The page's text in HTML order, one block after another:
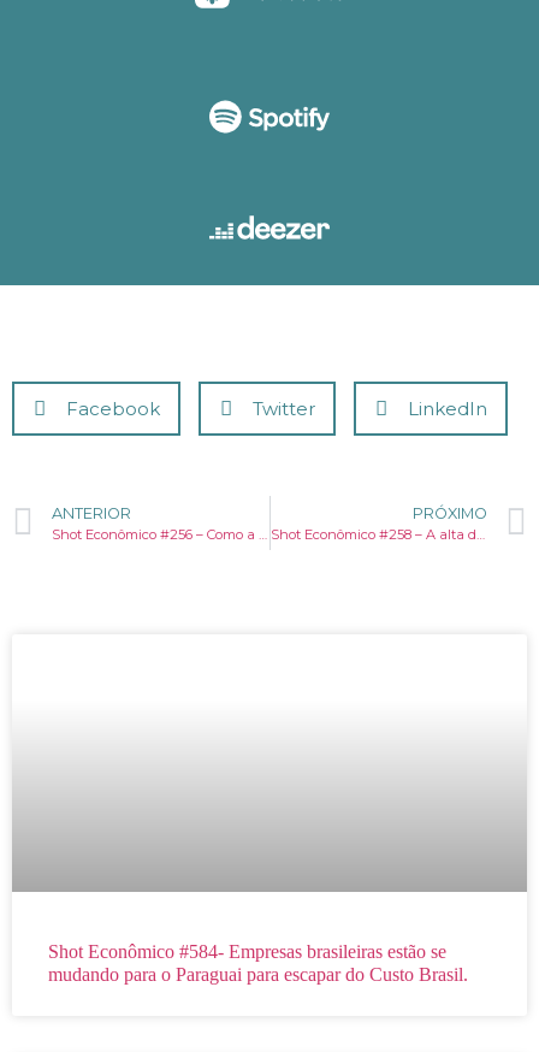
Facebook Twitter LinkedIn
ANTERIOR
Shot Econômico #256 – Como a guerra entre Irã, Israel e EUA afeta o seu bolso?
PRÓXIMO
Shot Econômico #258 – A alta dos juros chegou ao fim. A pergunta é: quando começam a cair?
Shot Econômico #584- Empresas brasileiras estão se
mudando para o Paraguai para escapar do Custo Brasil.